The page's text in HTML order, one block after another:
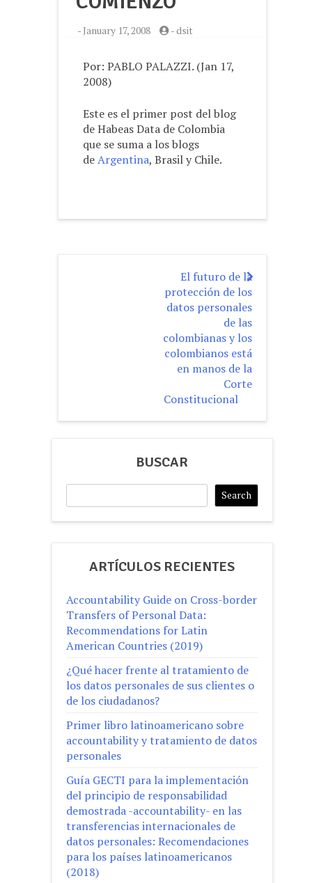
- January 17, 2008 -dsit
Por: PABLO PALAZZI. (Jan 17,
2008)
Este es el primer post del blog
de Habeas Data de Colombia
que se suma a los blogs
deArgentina, Brasil y Chile.
El futuro de la
protección de los
datos personales
de las
colombianas y los
colombianos está
en manos de la
Corte
Constitucional
BUSCAR
Search Search
ARTÍCULOS RECIENTES
Accountability Guide on Cross-border
Transfers of Personal Data:
Recommendations for Latin
American Countries (2019)
¿Qué hacer frente al tratamiento de
los datos personales de sus clientes o
de los ciudadanos?
Primer libro latinoamericano sobre
accountability y tratamiento de datos
personales
Guía GECTI para la implementación
del principio de responsabilidad
demostrada -accountability- en las
transferencias internacionales de
datos personales: Recomendaciones
para los países latinoamericanos
(2018)